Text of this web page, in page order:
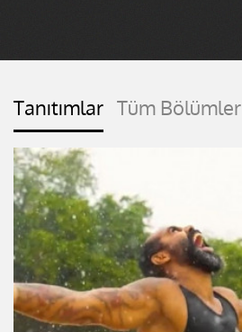
Tanıtımlar Tüm Bölümler